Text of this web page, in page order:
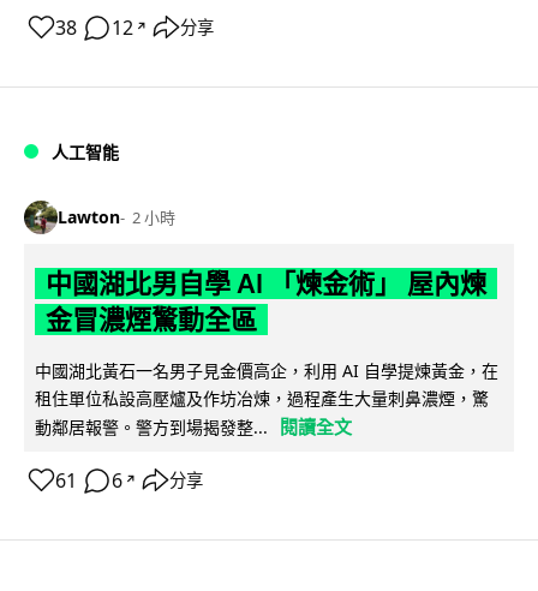
38 12 ↗ 分享
人工智能
Lawton 2 小時
中國湖北男自學 AI 「煉金術」 屋內煉
金冒濃煙驚動全區
中國湖北黃石一名男子見金價高企，利用 AI 自學提煉黃金，在
租住單位私設高壓爐及作坊冶煉，過程產生大量刺鼻濃煙，驚
動鄰居報警。警方到場揭發整...
閱讀全文
61 6 ↗ 分享